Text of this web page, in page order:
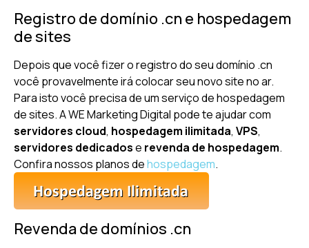
Registro de domínio .cn e hospedagem
de sites
Depois que você fizer o registro do seu domínio .cn
você provavelmente irá colocar seu novo site no ar.
Para isto você precisa de um serviço de hospedagem
de sites. A WE Marketing Digital pode te ajudar com
servidores cloud, hospedagem ilimitada, VPS,
servidores dedicadose revenda de hospedagem.
Confira nossos planos dehospedagem.
Revenda de domínios .cn